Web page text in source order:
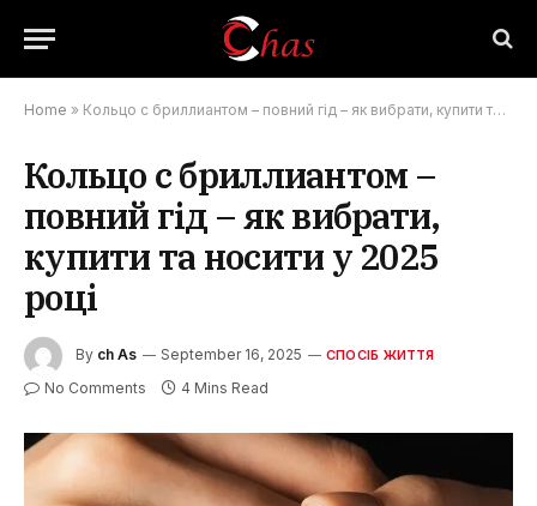
Home » Кольцо с бриллиантом – повний гід – як вибрати, купити та носити у 2025 році
Кольцо с бриллиантом –
повний гід – як вибрати,
купити та носити у 2025
році
By ch As September 16, 2025 СПОСІБ ЖИТТЯ
No Comments 4 Mins Read